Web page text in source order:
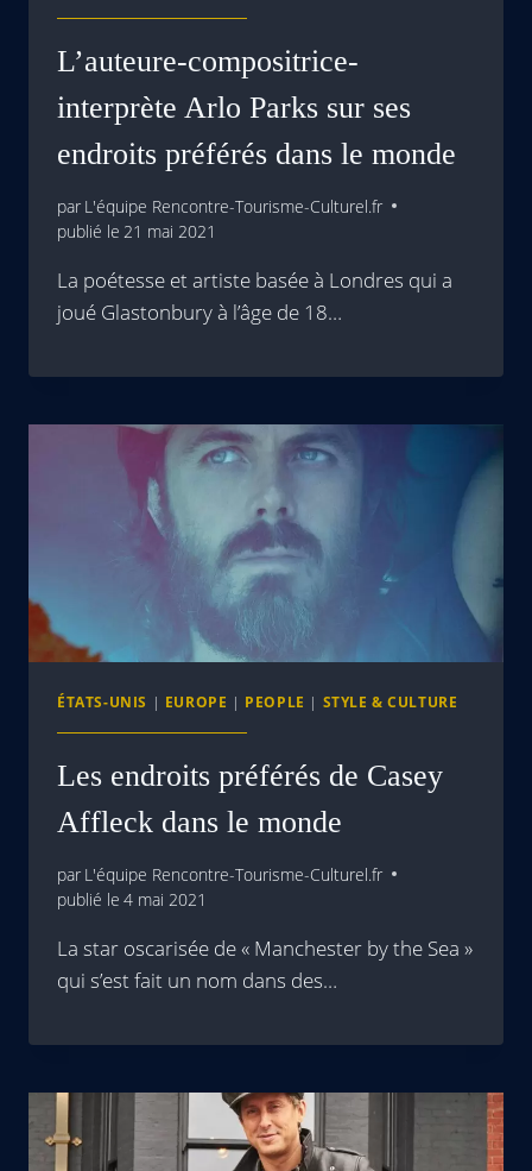
L’auteure-compositrice-
interprète Arlo Parks sur ses
endroits préférés dans le monde
par L'équipe Rencontre-Tourisme-Culturel.fr
publié le 21 mai 2021
La poétesse et artiste basée à Londres qui a
joué Glastonbury à l’âge de 18…
ÉTATS-UNIS | EUROPE | PEOPLE | STYLE & CULTURE
Les endroits préférés de Casey
Affleck dans le monde
par L'équipe Rencontre-Tourisme-Culturel.fr
publié le 4 mai 2021
La star oscarisée de « Manchester by the Sea »
qui s’est fait un nom dans des…